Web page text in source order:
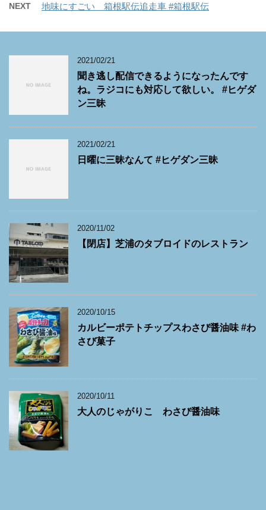
NEXT 地味にすごい 箱根駅伝追走車 #箱根駅伝
2021/02/21
聞き逃し配信できるようになったんです
ね。ラジコにも対応して欲しい。 #ヒゲダ
ン三昧
2021/02/21
日曜に三昧なんて #ヒゲダン三昧
2020/11/02
【閉店】芝浦のタブロイドのレストラン
2020/10/15
カルビーポテトチップスわさび醤油味 #わ
さび菓子
2020/10/11
大人のじゃがりこ わさび醤油味